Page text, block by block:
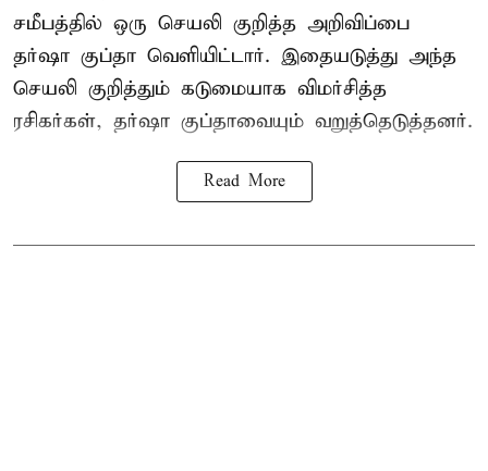
சமீபத்தில் ஒரு செயலி குறித்த அறிவிப்பை
தர்ஷா குப்தா வெளியிட்டார். இதையடுத்து அந்த
செயலி குறித்தும் கடுமையாக விமர்சித்த
ரசிகர்கள், தர்ஷா குப்தாவையும் வறுத்தெடுத்தனர்.
Read More